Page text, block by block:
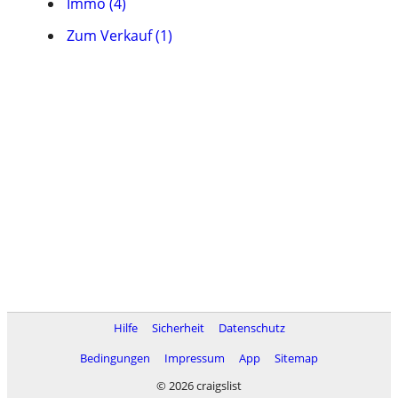
Zum Verkauf (1)
Hilfe Sicherheit
Datenschutz
Bedingungen
Impressum App
Sitemap
© 2026 craigslist